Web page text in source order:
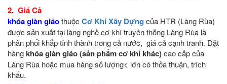
2. Giá Cả
khóa giàn giáothuộc Cơ Khí Xây Dựng của HTR (Làng Rùa)
được sản xuất tại làng nghề cơ khí truyền thống Làng Rùa là
phân phối khắp tỉnh thành trong cả nước, giá cả cạnh tranh. Đặt
hàngkhóa giàn giáo (sản phẩm cơ khí khác)cao cấp của
Làng Rùa hoặc mua hàng số lượng< lớn có thỏa thuận, trích
khấu.